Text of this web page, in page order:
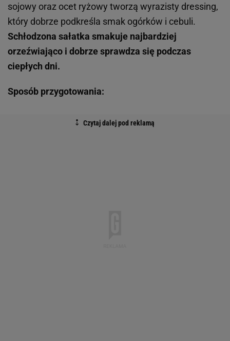
sojowy oraz ocet ryżowy tworzą wyrazisty dressing,
który dobrze podkreśla smak ogórków i cebuli.
Schłodzona sałatka smakuje najbardziej
orzeźwiająco i dobrze sprawdza się podczas
ciepłych dni.
Sposób przygotowania: